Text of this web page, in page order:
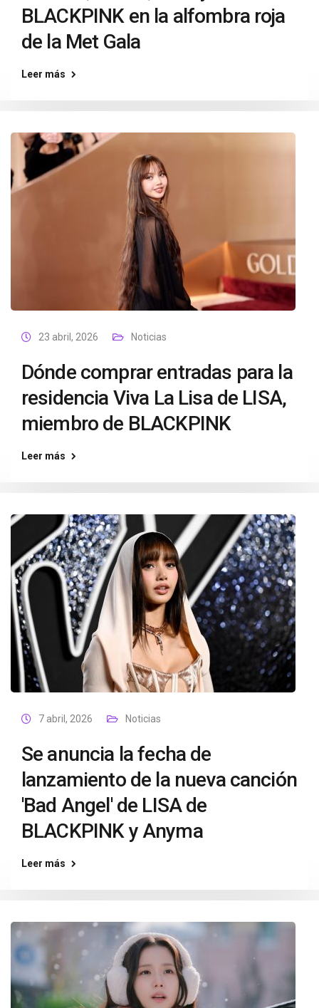
BLACKPINK en la alfombra roja
de la Met Gala
Leer más
23 abril, 2026 Noticias
Dónde comprar entradas para la
residencia Viva La Lisa de LISA,
miembro de BLACKPINK
Leer más
7 abril, 2026 Noticias
Se anuncia la fecha de
lanzamiento de la nueva canción
'Bad Angel' de LISA de
BLACKPINK y Anyma
Leer más